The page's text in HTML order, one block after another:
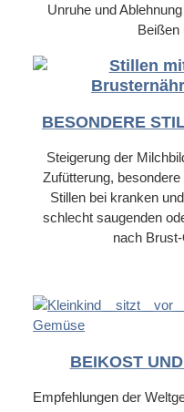
Unruhe und
Beißen
BESONDERE
Steigerung der
Zufütterung,
Stillen bei kranken
schlecht saugenden
nach
BEIKOST
Empfehlungen der